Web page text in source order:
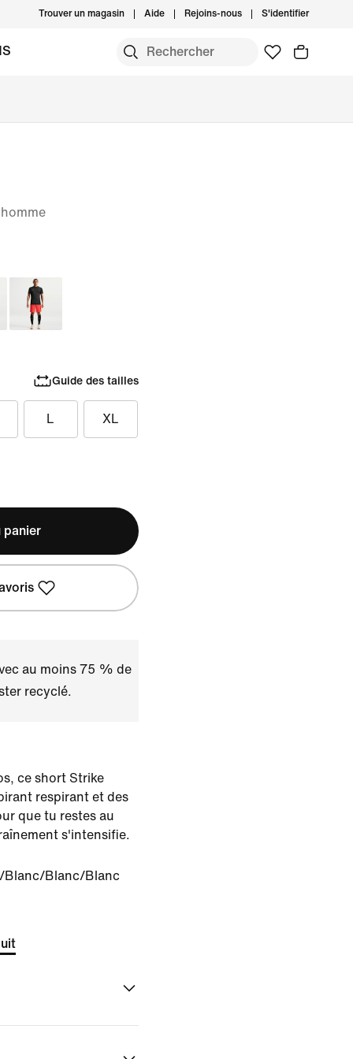
Trouver un magasin Aide Rejoins-nous S'identifier
Guide des tailles
L XL
panier
au moins 75 % de
recyclé.
ce short Strike
respirant et des
que tu restes au
s'intensifie.
Blanc/Blanc/Blanc